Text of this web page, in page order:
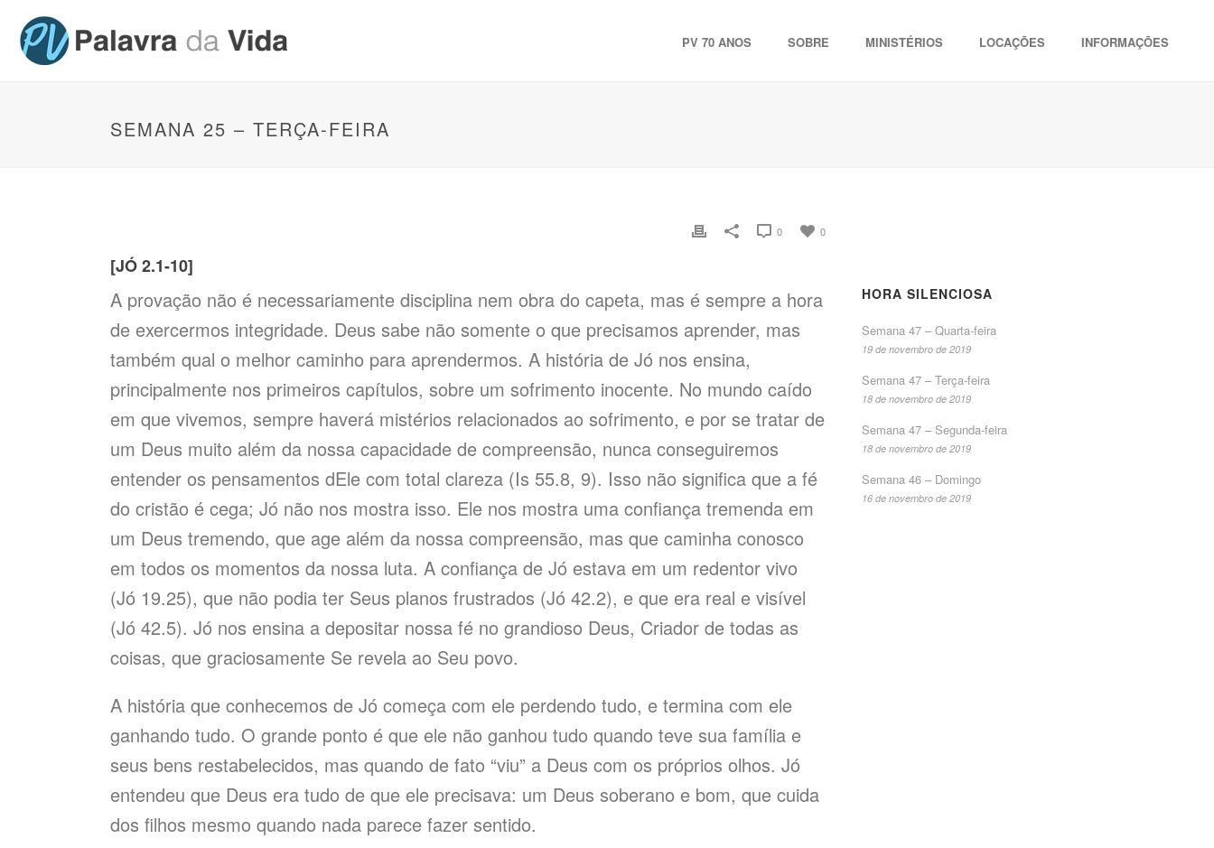
PV 70 ANOS SOBRE MINISTÉRIOS LOCAÇÕES INFORMAÇÕES
SEMANA 25 – TERÇA-FEIRA
0
0
[JÓ 2.1-10]
A provação não é necessariamente disciplina nem obra do capeta, mas é sempre a hora
de exercermos integridade. Deus sabe não somente o que precisamos aprender, mas
também qual o melhor caminho para aprendermos. A história de Jó nos ensina,
principalmente nos primeiros capítulos, sobre um sofrimento inocente. No mundo caído
em que vivemos, sempre haverá mistérios relacionados ao sofrimento, e por se tratar de
um Deus muito além da nossa capacidade de compreensão, nunca conseguiremos
entender os pensamentos dEle com total clareza (Is 55.8, 9). Isso não significa que a fé
do cristão é cega; Jó não nos mostra isso. Ele nos mostra uma confiança tremenda em
um Deus tremendo, que age além da nossa compreensão, mas que caminha conosco
em todos os momentos da nossa luta. A confiança de Jó estava em um redentor vivo
(Jó 19.25), que não podia ter Seus planos frustrados (Jó 42.2), e que era real e visível
(Jó 42.5). Jó nos ensina a depositar nossa fé no grandioso Deus, Criador de todas as
coisas, que graciosamente Se revela ao Seu povo.
A história que conhecemos de Jó começa com ele perdendo tudo, e termina com ele
ganhando tudo. O grande ponto é que ele não ganhou tudo quando teve sua família e
seus bens restabelecidos, mas quando de fato “viu” a Deus com os próprios olhos. Jó
entendeu que Deus era tudo de que ele precisava: um Deus soberano e bom, que cuida
dos filhos mesmo quando nada parece fazer sentido.
HORA SILENCIOSA
Semana 47 – Quarta-feira
19 de novembro de 2019
Semana 47 – Terça-feira
18 de novembro de 2019
Semana 47 – Segunda-feira
18 de novembro de 2019
Semana 46 – Domingo
16 de novembro de 2019